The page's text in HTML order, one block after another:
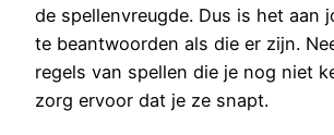
de spellenvreugde. Dus is het aan
te beantwoorden als die er zijn.
regels van spellen die je nog niet
zorg ervoor dat je ze snapt.